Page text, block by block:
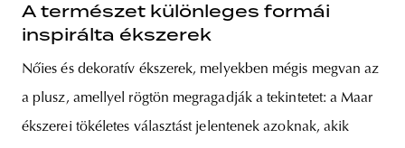
A természet különleges formái
inspirálta ékszerek
Nőies és dekoratív ékszerek, melyekben mégis megvan az
a plusz, amellyel rögtön megragadják a tekintetet: a Maar
ékszerei tökéletes választást jelentenek azoknak, akik